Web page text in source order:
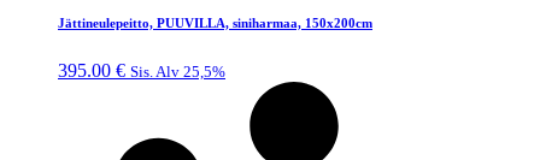
Jättineulepeitto, PUUVILLA, siniharmaa, 150x200cm
395.00 € Sis. Alv 25,5%